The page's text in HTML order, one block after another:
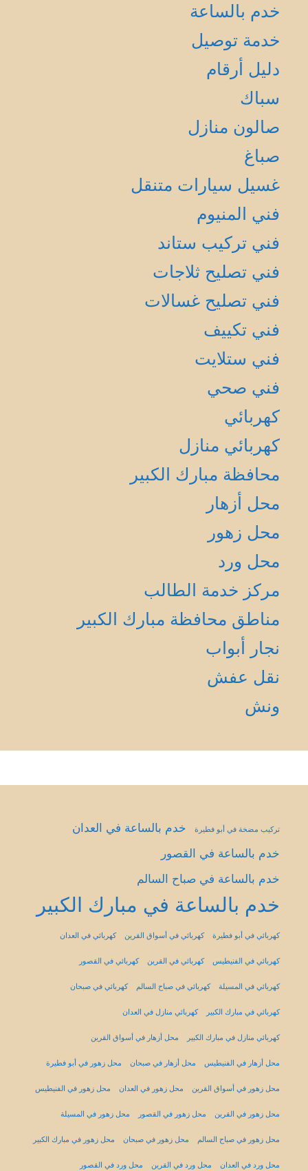
خدم بالساعة
خدمة توصيل
دليل أرقام
سباك
صالون منازل
صباغ
غسيل سيارات متنقل
فني المنيوم
فني تركيب ستاند
فني تصليح ثلاجات
فني تصليح غسالات
فني تكييف
فني ستلايت
فني صحي
كهربائي
كهربائي منازل
محافظة مبارك الكبير
محل أزهار
محل زهور
محل ورد
مركز خدمة الطالب
مناطق محافظة مبارك الكبير
نجار أبواب
نقل عفش
ونش
تركيب مضخة في أبو فطيرة
خدم بالساعة في العدان
خدم بالساعة في القصور
خدم بالساعة في صباح السالم
خدم بالساعة في مبارك الكبير
كهربائي في أبو فطيرة كهربائي في أسواق القرين كهربائي في العدان
كهربائي في الفنيطيس كهربائي في القرين كهربائي في القصور
كهربائي في المسيلة كهربائي في صباح السالم كهربائي في صبحان
كهربائي في مبارك الكبير كهربائي منازل في العدان
كهربائي منازل في مبارك الكبير محل أزهار في أسواق القرين
محل أزهار في الفنيطيس محل أزهار في صبحان محل زهور في أبو فطيرة
محل زهور في أسواق القرين محل زهور في العدان محل زهور في الفنيطيس
محل زهور في القرين محل زهور في القصور محل زهور في المسيلة
محل زهور في صباح السالم محل زهور في صبحان محل زهور في مبارك الكبير
محل ورد في العدان محل ورد في القرين محل ورد في القصور